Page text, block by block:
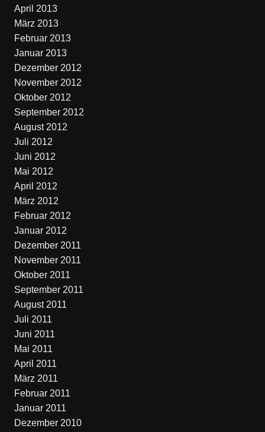
April 2013
März 2013
Februar 2013
Januar 2013
Dezember 2012
November 2012
Oktober 2012
September 2012
August 2012
Juli 2012
Juni 2012
Mai 2012
April 2012
März 2012
Februar 2012
Januar 2012
Dezember 2011
November 2011
Oktober 2011
September 2011
August 2011
Juli 2011
Juni 2011
Mai 2011
April 2011
März 2011
Februar 2011
Januar 2011
Dezember 2010